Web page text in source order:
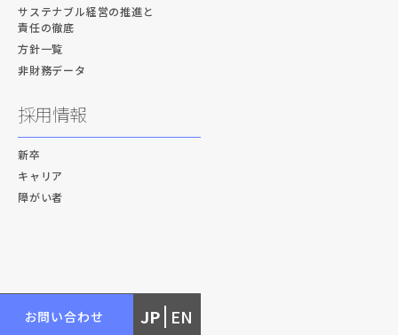
サステナブル経営の推進と
責任の徹底
方針一覧
非財務データ
採用情報
新卒
キャリア
障がい者
お問い合わせ JP EN